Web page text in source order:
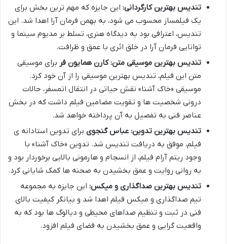
تندیس بهترین کارگردانی: این جایزه که مهم ترین بخش برای
یک فیلمساز محسوب می شود، به بهمن فرمان آرا اهدا شد. این
تندیس، اعترافی بود به دیدگاه هنری، تسلط بر مدیوم سینما و
توانایی فرمان آرا در خلق اثری با عمق و ظرافت.
تندیس بهترین موسیقی متن: کارن همایون فر برای موسیقی
متن این فیلم، تندیس بهترین موسیقی را از آن خود کرد.
موسیقی «خاک آشنا» نقش حیاتی در انتقال اتمسفر، حالات
درونی شخصیت ها و تقویت مضامین فیلم داشت که در بخش
عناصر فنی به تفصیل به آن پرداخته خواهد شد.
تندیس بهترین تدوین: عباس گنجوی برای تدوین استادانه ی
فیلم، موفق به دریافت تندیس شد. تدوین «خاک آشنا» با
وجود ریتم آرام فیلم، از انسجام و هارمونی بالایی برخوردار بود و
به روانی روایت و عمق بخشیدن به صحنه ها کمک شایانی کرد.
تندیس بهترین صداگذاری و میکس: این جایزه به مجموعه
تیم صداگذاری و میکس فیلم اهدا شد و بیانگر کیفیت بالای
فنی در ثبت و تنظیم صداهای محیطی و دیالوگ ها بود که به
واقعیت گرایی و عمق بخشیدن به فضای فیلم افزود.